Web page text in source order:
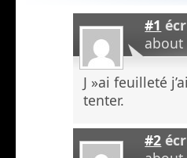
#1
about
J »ai feuilleté
tenter.
#2